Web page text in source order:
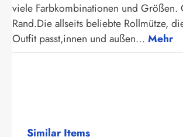
viele Farbkombinationen und Größen.
Rand.Die allseits beliebte Rollmütze,
Outfit passt,innen und außen… Mehr
Produktgalerie überspringen
Similar Items